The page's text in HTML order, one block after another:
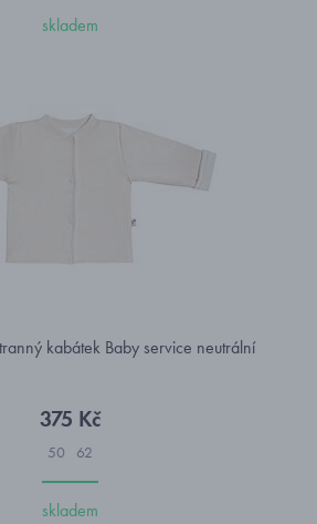
skladem
kabátek Baby service neutrální
375 Kč
50 62
skladem